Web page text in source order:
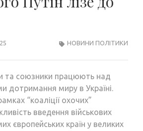
НОВИНИ ПОЛІТИКИ
та союзники працюють над
дотримання миру в Україні.
“коаліції охочих”
введення військових
європейських країн у великих